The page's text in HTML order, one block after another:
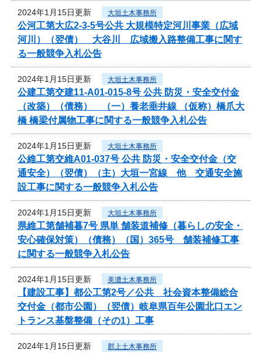
2024年1月15日更新 大垣土木事務所
公河工第大広2-3-5号公共 大規模特定河川事業（広域
河川）（翌債） 大谷川 広域搬入路整備工事に関す
る一般競争入札公告
2024年1月15日更新 大垣土木事務所
公建工第交建11-A01-015-8号 公共 防災・安全交付金
（改築）（債務） （一）養老垂井線 （仮称）橋爪大
橋 橋梁付属物工事に関する一般競争入札公告
2024年1月15日更新 大垣土木事務所
公維工第交維A01-037号 公共 防災・安全交付金（交
通安全）（翌債）（主）大垣一宮線 他 交通安全施
設工事に関する一般競争入札公告
2024年1月15日更新 大垣土木事務所
県維工第舗補暮7号 県単 舗装道補修（暮らしの安全・
安心確保対策）（債務）（国）365号 舗装補修工事
に関する一般競争入札公告
2024年1月15日更新 美濃土木事務所
【建設工事】都公工第2号／公共 社会資本整備総合
交付金（都市公園）（翌債）岐阜県百年公園北口エン
トランス基盤整備（その1）工事
2024年1月15日更新 郡上土木事務所